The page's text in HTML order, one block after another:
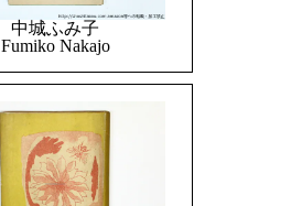
中城ふみ子
Fumiko Nakajo